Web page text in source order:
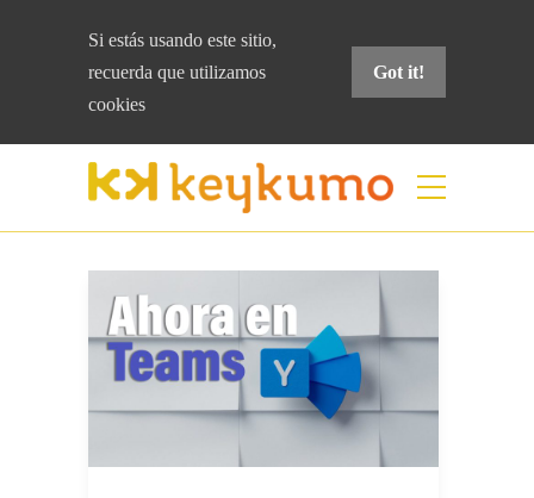
Si estás usando este sitio,
recuerda que utilizamos
cookies
Got it!